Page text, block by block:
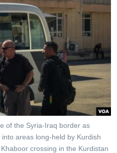
ျား
of the Syria-Iraq border as
areas long-held by Kurdish
crossing in the Kurdistan